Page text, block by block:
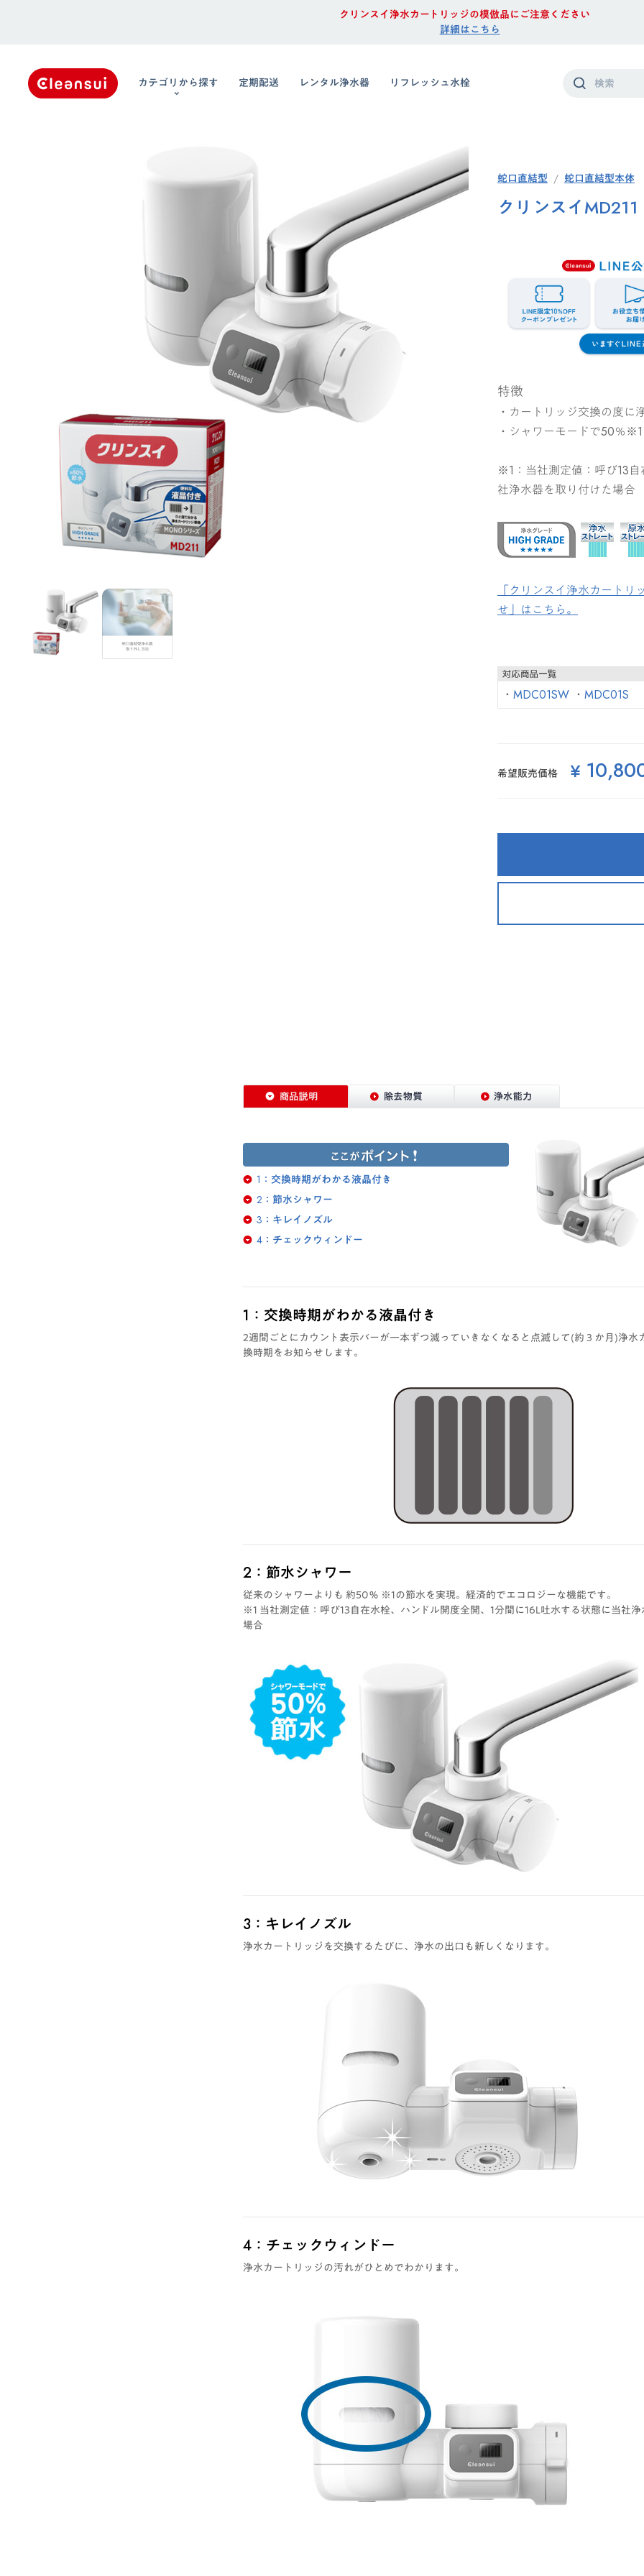
クリンスイ浄水カートリッジの模倣品にご注意ください
詳細はこちら
カテゴリから探す 定期配送 レンタル浄水器 リフレッシュ水栓
蛇口直結型 蛇口直結型本体
クリンスイMD211
特徴
・カートリッジ交換の度に
・シャワーモードで50％
※1：当社測定値：呼び13
社浄水器を取り付けた場合
「クリンスイ浄水カートリ
せ」はこちら。
・ MDC01SW ・ MDC01S
希望販売価格 ¥
1：交換時期がわかる液晶付き
2：節水シャワー
3：キレイノズル
4：チェックウィンドー
1：交換時期がわかる液晶付き
2週間ごとにカウント表示バーが一本ずつ減っていきなくなると点滅して(約３か月)浄水
換時期をお知らせします。
2：節水シャワー
従来のシャワーよりも 約50％ ※1の節水を実現。経済的でエコロジーな機能です。
※1 当社測定値：呼び13自在水栓、ハンドル開度全開、1分間に16L吐水する状態に当社浄
場合
3：キレイノズル
浄水カートリッジを交換するたびに、浄水の出口も新しくなります。
4：チェックウィンドー
浄水カートリッジの汚れがひとめでわかります。